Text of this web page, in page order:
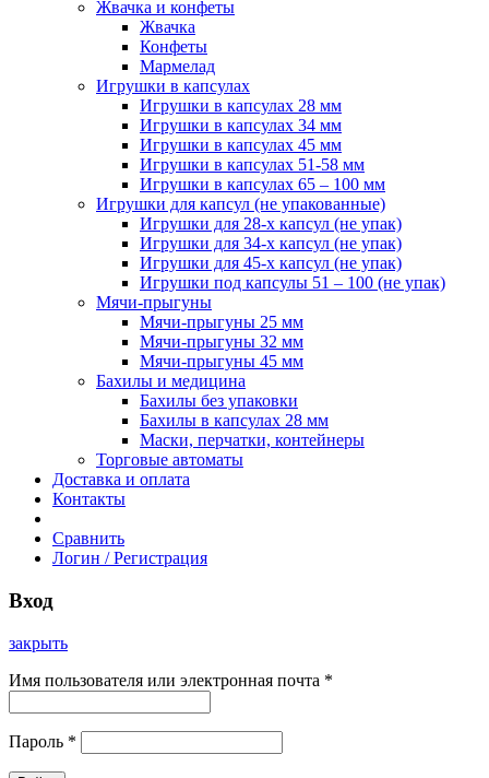
Жвачка и конфеты
Жвачка
Конфеты
Мармелад
Игрушки в капсулах
Игрушки в капсулах 28 мм
Игрушки в капсулах 34 мм
Игрушки в капсулах 45 мм
Игрушки в капсулах 51-58 мм
Игрушки в капсулах 65 – 100 мм
Игрушки для капсул (не упакованные)
Игрушки для 28-х капсул (не упак)
Игрушки для 34-х капсул (не упак)
Игрушки для 45-х капсул (не упак)
Игрушки под капсулы 51 – 100 (не упак)
Мячи-прыгуны
Мячи-прыгуны 25 мм
Мячи-прыгуны 32 мм
Мячи-прыгуны 45 мм
Бахилы и медицина
Бахилы без упаковки
Бахилы в капсулах 28 мм
Маски, перчатки, контейнеры
Торговые автоматы
Доставка и оплата
Контакты
Сравнить
Логин / Регистрация
Вход
закрыть
Имя пользователя или электронная почта *
Пароль *